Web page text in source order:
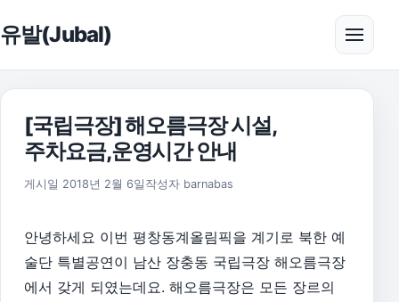
유발(Jubal) 메뉴
[국립극장] 해오름극장 시설,
주차요금,운영시간 안내
게시일 2018년 2월 6일 2018년 2월 6일
작성자 barnabas
안녕하세요 이번 평창동계올림픽을 계기로 북한 예
술단 특별공연이 남산 장충동 국립극장 해오름극장
에서 갖게 되였는데요. 해오름극장은 모든 장르의